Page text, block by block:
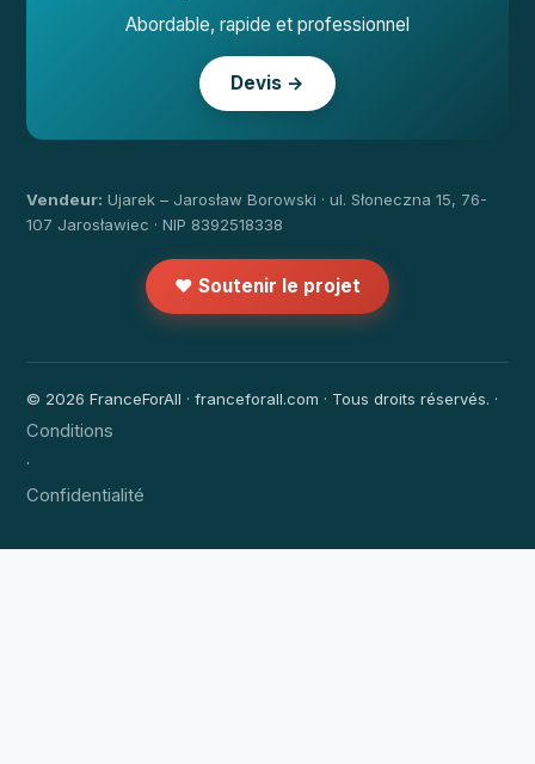
Abordable, rapide et professionnel
Devis →
Vendeur: Ujarek – Jarosław Borowski · ul. Słoneczna 15, 76-
107 Jarosławiec · NIP 8392518338
❤️ Soutenir le projet
© 2026 FranceForAll · franceforall.com · Tous droits réservés. ·
Conditions
·
Confidentialité